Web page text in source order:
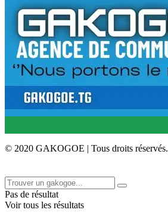
© 2020 GAKOGOE | Tous droits réservés.
Pas de résultat
Voir tous les résultats